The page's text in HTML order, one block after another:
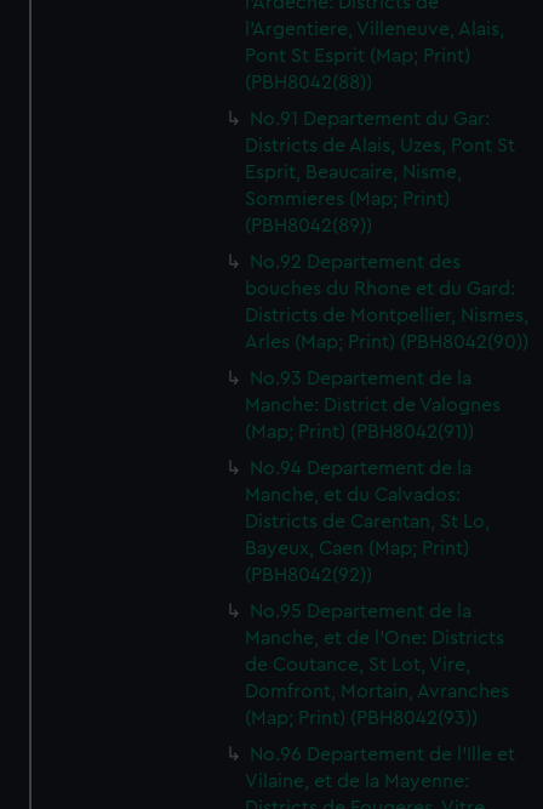
l'Argentiere, Villeneuve, Alais,
Pont St Esprit (Map; Print)
(PBH8042(88))
No.91 Departement du Gar:
Districts de Alais, Uzes, Pont St
Esprit, Beaucaire, Nisme,
Sommieres (Map; Print)
(PBH8042(89))
No.92 Departement des
bouches du Rhone et du Gard:
Districts de Montpellier, Nismes,
Arles (Map; Print) (PBH8042(90))
No.93 Departement de la
Manche: District de Valognes
(Map; Print) (PBH8042(91))
No.94 Departement de la
Manche, et du Calvados:
Districts de Carentan, St Lo,
Bayeux, Caen (Map; Print)
(PBH8042(92))
No.95 Departement de la
Manche, et de l'One: Districts
de Coutance, St Lot, Vire,
Domfront, Mortain, Avranches
(Map; Print) (PBH8042(93))
No.96 Departement de l'Ille et
Vilaine, et de la Mayenne: